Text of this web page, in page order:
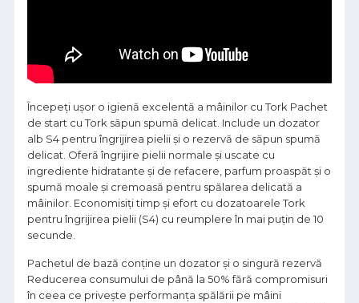
Începeți ușor o igienă excelentă a mâinilor cu Tork Pachet
de start cu Tork săpun spumă delicat. Include un dozator
alb S4 pentru îngrijirea pielii și o rezervă de săpun spumă
delicat. Oferă îngrijire pielii normale și uscate cu
ingrediente hidratante și de refacere, parfum proaspăt și o
spumă moale și cremoasă pentru spălarea delicată a
mâinilor. Economisiți timp și efort cu dozatoarele Tork
pentru îngrijirea pielii (S4) cu reumplere în mai puțin de 10
secunde.
Pachetul de bază conține un dozator și o singură rezervă
Reducerea consumului de până la 50% fără compromisuri
în ceea ce privește performanța spălării pe mâini